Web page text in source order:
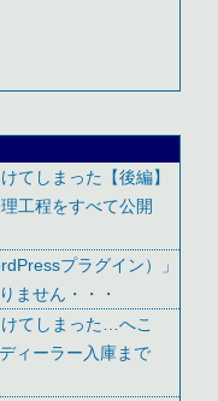
てしまった【後編】
工程をすべて公開
プラグイン）」
ません・・・
てしまった…へこ
ィーラー入庫まで